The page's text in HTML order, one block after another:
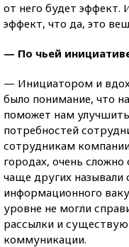
от него будет эффект.
эффект, что да, это
— По чьей
— Инициатором и
было понимание, что
поможет нам
потребностей
сотрудникам
городах, очень
чаще других
информационного
уровне не могли
рассылки и
коммуникации.